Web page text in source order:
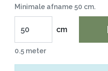
Minimale afname 50 cm.
cm
0.5 meter